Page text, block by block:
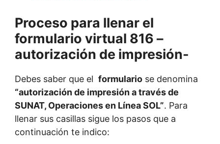
Proceso para llenar el
formulario virtual 816 –
autorización de impresión-
Debes saber que el formulario se denomina
“autorización de impresión a través de
SUNAT, Operaciones en Línea SOL”. Para
llenar sus casillas sigue los pasos que a
continuación te indico: